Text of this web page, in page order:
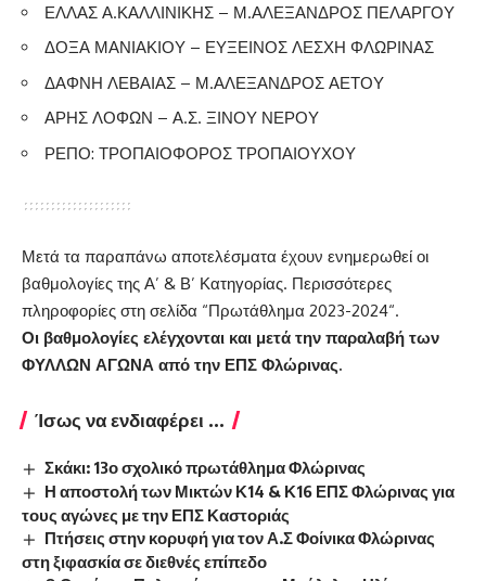
ΕΛΛΑΣ Α.ΚΑΛΛΙΝΙΚΗΣ – Μ.ΑΛΕΞΑΝΔΡΟΣ ΠΕΛΑΡΓΟΥ
ΔΟΞΑ ΜΑΝΙΑΚΙΟΥ – ΕΥΞΕΙΝΟΣ ΛΕΣΧΗ ΦΛΩΡΙΝΑΣ
ΔΑΦΝΗ ΛΕΒΑΙΑΣ – Μ.ΑΛΕΞΑΝΔΡΟΣ ΑΕΤΟΥ
ΑΡΗΣ ΛΟΦΩΝ – Α.Σ. ΞΙΝΟΥ ΝΕΡΟΥ
ΡΕΠΟ: ΤΡΟΠΑΙΟΦΟΡΟΣ ΤΡΟΠΑΙΟΥΧΟΥ
Μετά τα παραπάνω αποτελέσματα έχουν ενημερωθεί οι
βαθμολογίες της Α’ & Β’ Κατηγορίας. Περισσότερες
πληροφορίες στη σελίδα “Πρωτάθλημα 2023-2024“.
Οι βαθμολογίες ελέγχονται και μετά την παραλαβή των
ΦΥΛΛΩΝ ΑΓΩΝΑ από την ΕΠΣ Φλώρινας.
Ίσως να ενδιαφέρει ...
Σκάκι: 13ο σχολικό πρωτάθλημα Φλώρινας
Η αποστολή των Μικτών Κ14 & Κ16 ΕΠΣ Φλώρινας για
τους αγώνες με την ΕΠΣ Καστοριάς
Πτήσεις στην κορυφή για τον Α.Σ Φοίνικα Φλώρινας
στη ξιφασκία σε διεθνές επίπεδο